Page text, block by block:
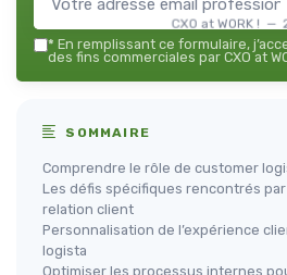
CXO at WORK ! —
* En remplissant ce formulaire,
des fins commerciales par CXO at
SOMMAIRE
Comprendre le rôle de customer
Les défis spécifiques rencontrés
relation client
Personnalisation de l’expérience
logista
Optimiser les processus internes